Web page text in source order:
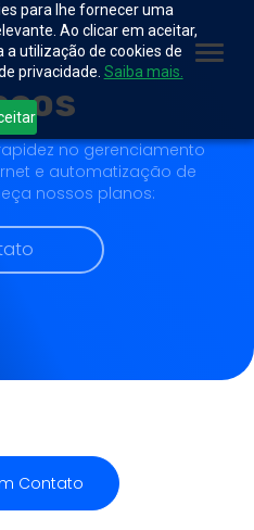
para lhe fornecer uma
Ao clicar em aceitar,
utilização de cookies de
privacidade. Saiba mais.
no gerenciamento
e automatização de
nossos planos:
Contato